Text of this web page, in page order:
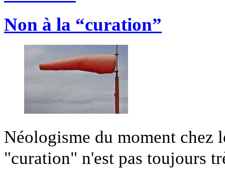
Non à la “curation”
Néologisme du moment chez
"curation" n'est pas toujours